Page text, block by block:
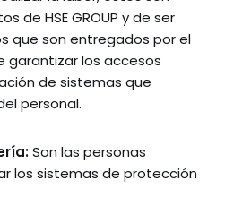
de HSE GROUP y de ser
que son entregados por el
garantizar los accesos
de sistemas que
personal.
Son las personas
los sistemas de protección